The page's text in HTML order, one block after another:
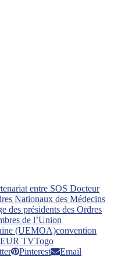
entre SOS Docteur
Nationaux des Médecins
des présidents des Ordres
de l’Union
(UEMOA)convention
TVTogo
Pinterest Email